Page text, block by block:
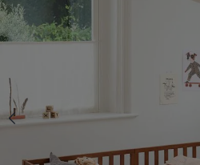
379,
dont éco-participation 2,20
M'informer de la disponibilité